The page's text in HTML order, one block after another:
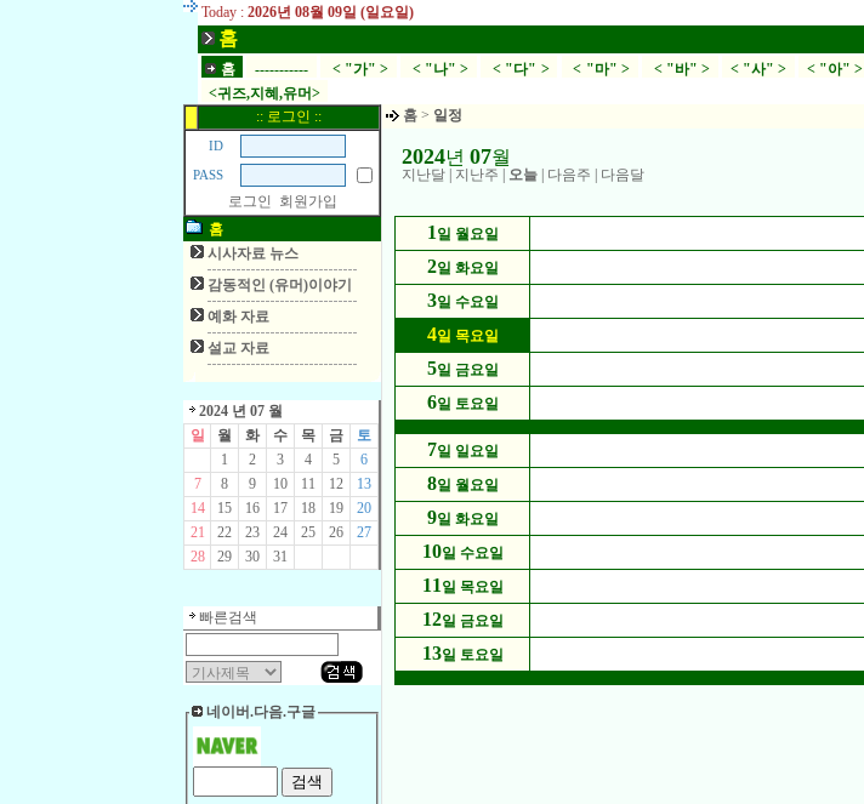
Today : 2026년 08월 09일 (일요일)
홈
홈
----------- < "가" > < "나" > < "다" > < "마" > < "바" > < "사" > < "아" >
<귀즈,지혜,유머>
:: 로그인 ::
ID
PASS
로그인
회원가입
홈
시사자료 뉴스
감동적인 (유머)이야기
예화 자료
설교 자료
2024 년 07 월
일
월 화 수 목 금
토
1
2 3 4 5
6
7
8 9 10 11 12
13
14
15 16 17 18 19
20
21
22 23 24 25 26
27
28
29 30 31
빠른검색
네이버.다음.구글
홈 > 일정
2024년 07월
지난달 지난주 오늘 다음주 다음달
1일 월요일
2일 화요일
3일 수요일
4일 목요일
5일 금요일
6일 토요일
7일 일요일
8일 월요일
9일 화요일
10일 수요일
11일 목요일
12일 금요일
13일 토요일